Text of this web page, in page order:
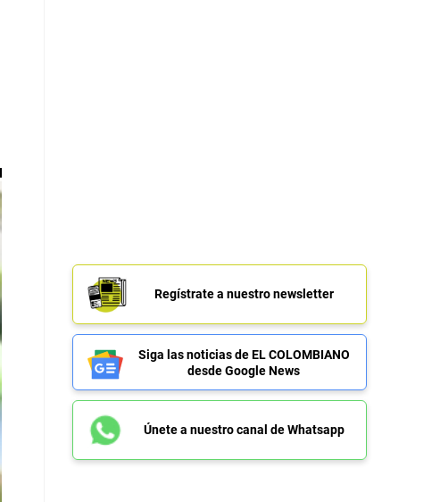
Regístrate a nuestro newsletter
Siga las noticias de EL COLOMBIANO
desde Google News
Únete a nuestro canal de Whatsapp